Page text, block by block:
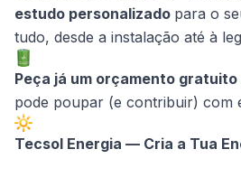
estudo personalizado para o
tudo, desde a instalação até à
Peça já um orçamento gratuito
pode poupar (e contribuir) com
Tecsol Energia — Cria a Tua